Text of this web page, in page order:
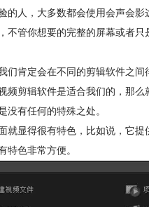
的人，大多数都会使用会声会影
不管你想要的完整的屏幕或者
们肯定会在不同的剪辑软件之
频剪辑软件是适合我们的，那
没有任何的特殊之处。
就显得很有特色，比如说，它
特色非常方便。